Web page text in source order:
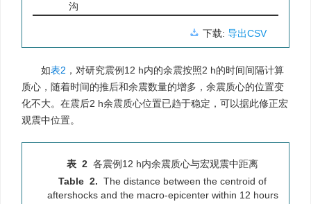
沟
下载: 导出CSV
如表2 ，对研究震例12 h内的余震按照2 h的时间间隔计算
质心，随着时间的推后和余震数量的增多，余震质心的位置变
化不大。在震后2 h余震质心位置已趋于稳定，可以据此修正宏
观震中位置。
表 2 各震例12 h内余震质心与宏观震中距离
Table 2. The distance between the centroid of
aftershocks and the macro-epicenter within 12 hours